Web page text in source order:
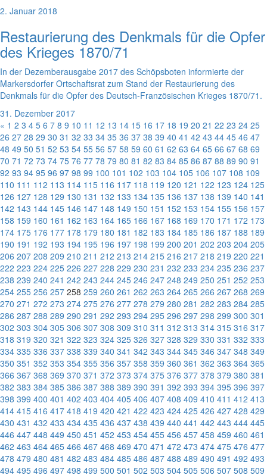
2. Januar 2018
Restaurierung des Denkmals für die Opfer
des Krieges 1870/71
In der Dezemberausgabe 2017 des Schöpsboten informierte der
Markersdorfer Ortschaftsrat zum Stand der Restaurierung des
Denkmals für die Opfer des Deutsch-Französischen Krieges 1870/71.
31. Dezember 2017
« 1 2 3 4 5 6 7 8 9 10 11 12 13 14 15 16 17 18 19 20 21 22 23 24 25
26 27 28 29 30 31 32 33 34 35 36 37 38 39 40 41 42 43 44 45 46 47
48 49 50 51 52 53 54 55 56 57 58 59 60 61 62 63 64 65 66 67 68 69
70 71 72 73 74 75 76 77 78 79 80 81 82 83 84 85 86 87 88 89 90 91
92 93 94 95 96 97 98 99 100 101 102 103 104 105 106 107 108 109
110 111 112 113 114 115 116 117 118 119 120 121 122 123 124 125
126 127 128 129 130 131 132 133 134 135 136 137 138 139 140 141
142 143 144 145 146 147 148 149 150 151 152 153 154 155 156 157
158 159 160 161 162 163 164 165 166 167 168 169 170 171 172 173
174 175 176 177 178 179 180 181 182 183 184 185 186 187 188 189
190 191 192 193 194 195 196 197 198 199 200 201 202 203 204 205
206 207 208 209 210 211 212 213 214 215 216 217 218 219 220 221
222 223 224 225 226 227 228 229 230 231 232 233 234 235 236 237
238 239 240 241 242 243 244 245 246 247 248 249 250 251 252 253
254 255 256 257 258 259 260 261 262 263 264 265 266 267 268 269
270 271 272 273 274 275 276 277 278 279 280 281 282 283 284 285
286 287 288 289 290 291 292 293 294 295 296 297 298 299 300 301
302 303 304 305 306 307 308 309 310 311 312 313 314 315 316 317
318 319 320 321 322 323 324 325 326 327 328 329 330 331 332 333
334 335 336 337 338 339 340 341 342 343 344 345 346 347 348 349
350 351 352 353 354 355 356 357 358 359 360 361 362 363 364 365
366 367 368 369 370 371 372 373 374 375 376 377 378 379 380 381
382 383 384 385 386 387 388 389 390 391 392 393 394 395 396 397
398 399 400 401 402 403 404 405 406 407 408 409 410 411 412 413
414 415 416 417 418 419 420 421 422 423 424 425 426 427 428 429
430 431 432 433 434 435 436 437 438 439 440 441 442 443 444 445
446 447 448 449 450 451 452 453 454 455 456 457 458 459 460 461
462 463 464 465 466 467 468 469 470 471 472 473 474 475 476 477
478 479 480 481 482 483 484 485 486 487 488 489 490 491 492 493
494 495 496 497 498 499 500 501 502 503 504 505 506 507 508 509